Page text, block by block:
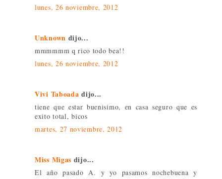
lunes, 26 noviembre, 2012
Unknown dijo...
mmmmmm q rico todo bea!!
lunes, 26 noviembre, 2012
Vivi Taboada dijo...
tiene que estar buenisimo, en casa seguro que es
exito total, bicos
martes, 27 noviembre, 2012
Miss Migas dijo...
El año pasado A. y yo pasamos nochebuena y